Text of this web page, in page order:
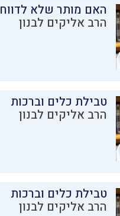
האם מותר שלא
הרב אליקים לבנון
טבילת כלים וברכות
הרב אליקים לבנון
טבילת כלים וברכות
הרב אליקים לבנון